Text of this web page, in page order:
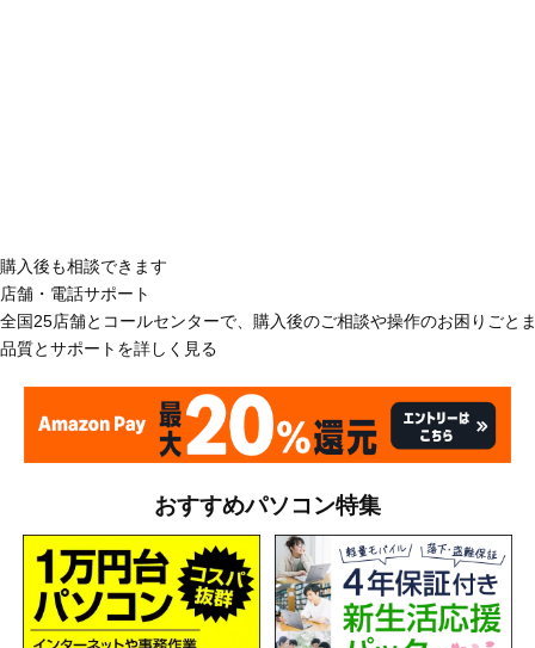
購入後も相談できます
店舗・電話サポート
全国25店舗とコールセンターで、購入後のご相談や操作のお困りごと
品質とサポートを詳しく見る
おすすめパソコン特集